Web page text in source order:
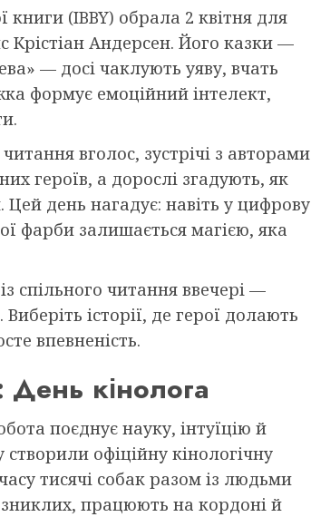
(IBBY) обрала 2 квітня для
Крістіан Андерсен. Його казки —
— досі чаклують уяву, вчать
формує емоційний інтелект,
вголос, зустрічі з авторами
героїв, а дорослі згадують, як
день нагадує: навіть у цифрову
фарби залишається магією, яка
спільного читання ввечері —
історії, де герої долають
впевненість.
День кінолога
поєднує науку, інтуїцію й
офіційну кінологічну
тисячі собак разом із людьми
працюють на кордоні й